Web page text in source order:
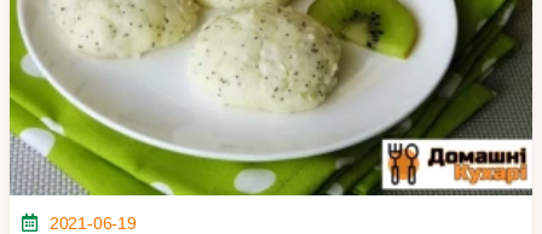
2021-06-19